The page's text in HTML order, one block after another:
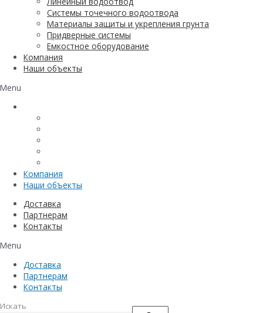
Системы точечного водоотвода
Материалы защиты и укрепления грунта
Придверные системы
Емкостное оборудование
Компания
Наши объекты
Menu
Компания
Наши объекты
Доставка
Партнерам
Контакты
Menu
Доставка
Партнерам
Контакты
Искать